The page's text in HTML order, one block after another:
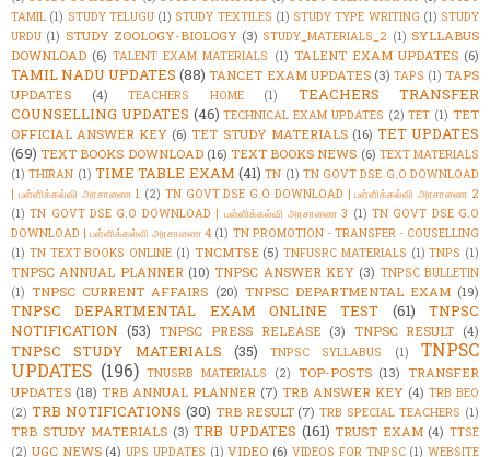
TAMIL (1) STUDY TELUGU (1) STUDY TEXTILES (1) STUDY TYPE WRITING (1) STUDY
URDU (1) STUDY ZOOLOGY-BIOLOGY (3) STUDY_MATERIALS_2 (1) SYLLABUS
DOWNLOAD (6) TALENT EXAM MATERIALS (1) TALENT EXAM UPDATES (6)
TAMIL NADU UPDATES (88) TANCET EXAM UPDATES (3) TAPS (1) TAPS
UPDATES
(4) TEACHERS HOME (1)
TEACHERS TRANSFER
COUNSELLING UPDATES (46) TECHNICAL EXAM UPDATES (2) TET (1) TET
OFFICIAL ANSWER KEY (6) TET STUDY MATERIALS (16) TET UPDATES
(69) TEXT BOOKS DOWNLOAD (16) TEXT BOOKS NEWS (6) TEXT MATERIALS
(1) THIRAN (1) TIME TABLE EXAM (41) TN (1) TN GOVT DSE G.O DOWNLOAD
| பள்ளிக்கல்வி அரசாணை 1 (2) TN GOVT DSE G.O DOWNLOAD | பள்ளிக்கல்வி அரசாணை 2
(1) TN GOVT DSE G.O DOWNLOAD | பள்ளிக்கல்வி அரசாணை 3 (1) TN GOVT DSE G.O
DOWNLOAD | பள்ளிக்கல்வி அரசாணை 4 (1) TN PROMOTION - TRANSFER - COUSELLING
(1) TN TEXT BOOKS ONLINE (1) TNCMTSE (5) TNFUSRC MATERIALS (1) TNPS (1)
TNPSC ANNUAL PLANNER (10) TNPSC ANSWER KEY (3) TNPSC BULLETIN
(1) TNPSC CURRENT AFFAIRS (20) TNPSC DEPARTMENTAL EXAM (19)
TNPSC DEPARTMENTAL EXAM ONLINE TEST (61)
TNPSC
NOTIFICATION (53) TNPSC PRESS RELEASE (3) TNPSC RESULT (4)
TNPSC STUDY MATERIALS (35) TNPSC SYLLABUS (1)
TNPSC
UPDATES (196) TNUSRB MATERIALS (2) TOP-POSTS (13) TRANSFER
UPDATES (18) TRB ANNUAL PLANNER (7) TRB ANSWER KEY (4) TRB BEO
(2) TRB NOTIFICATIONS (30) TRB RESULT (7) TRB SPECIAL TEACHERS (1)
TRB STUDY MATERIALS (3) TRB UPDATES (161) TRUST EXAM (4) TTSE
(2) UGC NEWS (4) UPS UPDATES (1) VIDEO (6) VIDEOS FOR TNPSC (1) WEBSITE